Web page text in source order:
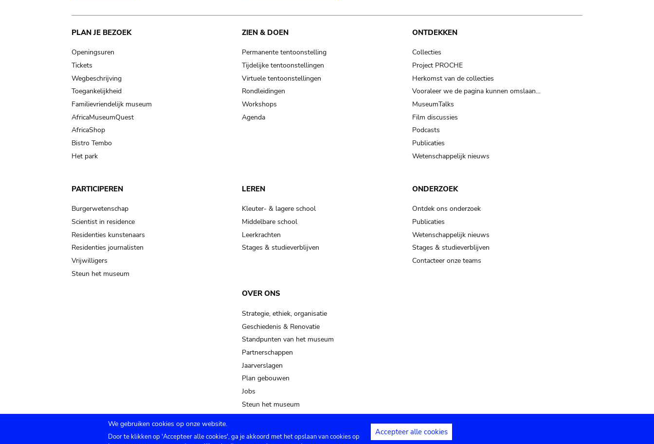
Main
navigation
PLAN JE BEZOEK
Openingsuren
Tickets
Wegbeschrijving
Toegankelijkheid
Familievriendelijk museum
AfricaMuseumQuest
AfricaShop
Bistro Tembo
Het park
ZIEN & DOEN
Permanente tentoonstelling
Tijdelijke tentoonstellingen
Virtuele tentoonstellingen
Rondleidingen
Workshops
Agenda
ONTDEKKEN
Collecties
Project PROCHE
Herkomst van de collecties
Vooraleer we de pagina kunnen omslaan…
MuseumTalks
Film discussies
Podcasts
Publicaties
Wetenschappelijk nieuws
PARTICIPEREN
Burgerwetenschap
Scientist in residence
Residenties kunstenaars
Residenties journalisten
Vrijwilligers
Steun het museum
LEREN
Kleuter- & lagere school
Middelbare school
Leerkrachten
Stages & studieverblijven
ONDERZOEK
Ontdek ons onderzoek
Publicaties
Wetenschappelijk nieuws
Stages & studieverblijven
Contacteer onze teams
OVER ONS
Strategie, ethiek, organisatie
Geschiedenis & Renovatie
Standpunten van het museum
Partnerschappen
Jaarverslagen
Plan gebouwen
Jobs
Steun het museum
We gebruiken cookies op onze website.
Door te klikken op 'Accepteer alle cookies', ga je akkoord met het opslaan van cookies op
Accepteer alle cookies